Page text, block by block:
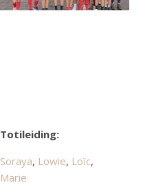
Totileiding:
Soraya, Lowie, Loïc,
Marie